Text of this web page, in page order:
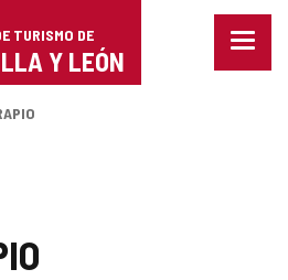
TURISMO DE
Y LEÓN
Menu